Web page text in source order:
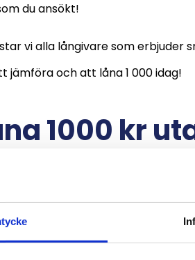
du ansökt!
vi alla långivare som erbjuder
jämföra och att låna 1 000 idag!
1000 kr
betalningsanmärkningar.